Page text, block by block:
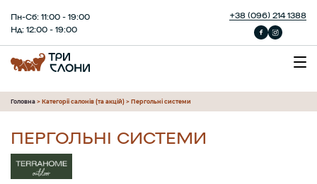
Пн-Сб: 11:00 - 19:00
Нд: 12:00 - 19:00
+38 (096) 214 1388
Головна > Категорії салонів (та акцій) > Пергольні системи
ПЕРГОЛЬНІ СИСТЕМИ